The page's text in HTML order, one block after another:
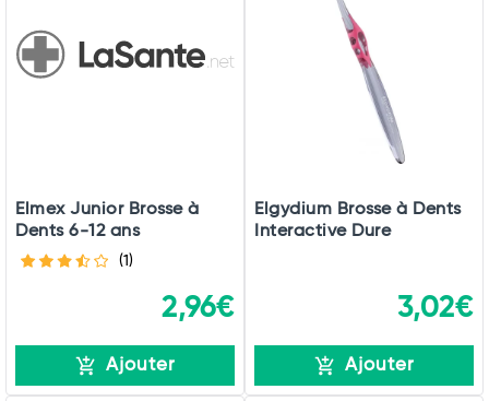
Elmex Junior Brosse à
Dents 6-12 ans
(1)
2,96€
Ajouter
Elgydium Brosse à Dents
Interactive Dure
3,02€
Ajouter